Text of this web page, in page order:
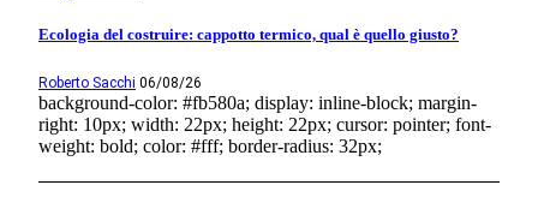
Ecologia del costruire: cappotto termico, qual è quello giusto?
Roberto Sacchi 06/08/26
background-color: #fb580a; display: inline-block; margin-
right: 10px; width: 22px; height: 22px; cursor: pointer; font-
weight: bold; color: #fff; border-radius: 32px;